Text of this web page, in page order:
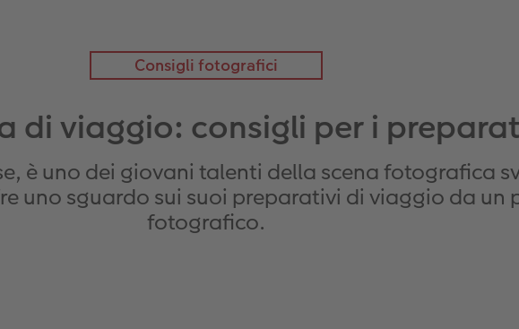
Consigli fotografici
di viaggio: consigli per i
è uno dei giovani talenti della scena fotografica
uno sguardo sui suoi preparativi di viaggio da un
fotografico.